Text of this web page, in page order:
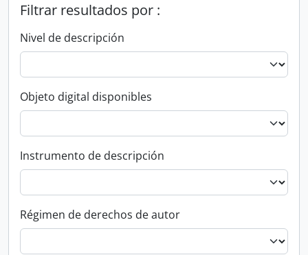
Filtrar resultados por :
Nivel de descripción
Objeto digital disponibles
Instrumento de descripción
Régimen de derechos de autor